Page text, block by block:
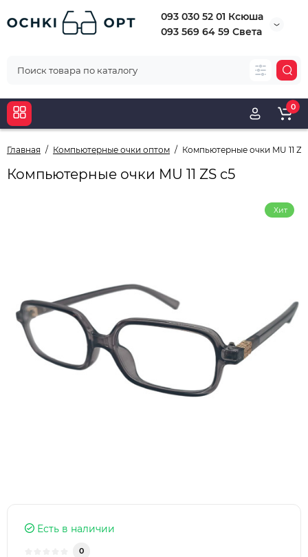
093 030 52 01 Ксюша
093 569 64 59 Света
0
Главная Компьютерные очки оптом Компьютерные очки MU 11
Компьютерные очки MU 11 ZS c5
Хит
Есть в наличии
0